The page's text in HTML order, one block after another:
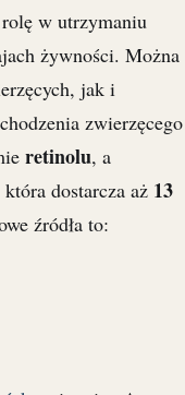
w utrzymaniu
żywności. Można
jak i
zwierzęcego
retinolu, a
która dostarcza aż 13
źródła to: